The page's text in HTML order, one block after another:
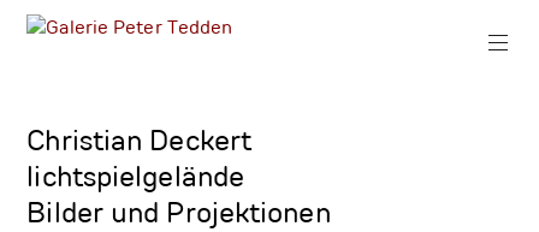
Zum
Peter
Tedden
Christian Deckert
lichtspielgelände
Bilder und Projektionen